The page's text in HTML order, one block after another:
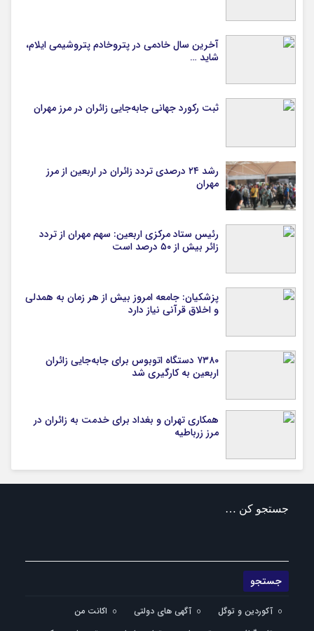
آخرین سال خادمی در پتروخادم پتروشیمی ایلام،
شاید …
ثبت رکورد جهانی جابه‌جایی زائران در مرز مهران
رشد ۲۴ درصدی تردد زائران در اربعین از مرز
مهران
رئیس ستاد مرکزی اربعین: سهم مهران از تردد
زائر بیش از ۵۰ درصد است
پزشکیان: جامعه امروز بیش از هر زمان به همدلی
و اخلاق قرآنی نیاز دارد
۷۳۸۰ دستگاه اتوبوس برای جابه‌جایی زائران
اربعین به‌ کارگیری شد
همکاری تهران و بغداد برای خدمت به زائران در
مرز زرباطیه
جستجو کن …
آکوردین و توگل آگهی های دولتی
اکانت من